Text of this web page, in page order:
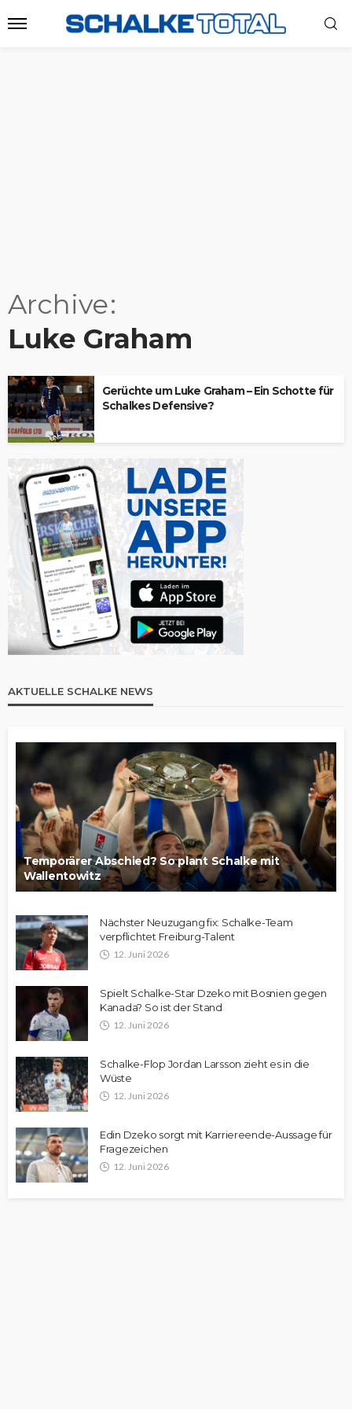
Archive
Luke Graham
Gerüchte um Luke Graham – Ein Schotte für
Schalkes Defensive?
AKTUELLE SCHALKE NEWS
Temporärer Abschied? So plant Schalke mit
Wallentowitz
Nächster Neuzugang fix: Schalke-Team
verpflichtet Freiburg-Talent
12. Juni 2026
Spielt Schalke-Star Dzeko mit Bosnien gegen
Kanada? So ist der Stand
12. Juni 2026
Schalke-Flop Jordan Larsson zieht es in die
Wüste
12. Juni 2026
Edin Dzeko sorgt mit Karriereende-Aussage für
Fragezeichen
12. Juni 2026